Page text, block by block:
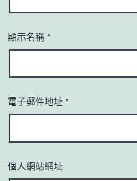
顯示名稱 *
電子郵件地址 *
個人網站網址